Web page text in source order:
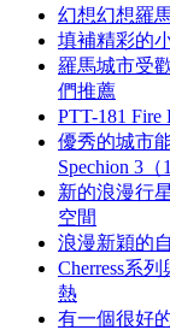
幻想幻想羅
填補精彩的
羅馬城市受
們推薦
PTT-181 Fire
優秀的城市
Spechion 3
新的浪漫行
空間
浪漫新穎的
Cherress系
熱
有一個很好